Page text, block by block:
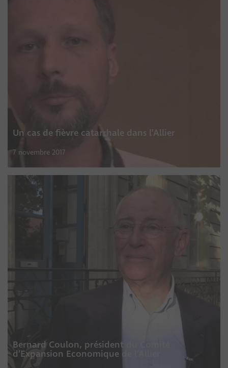
Un cas de fièvre catarrhale dans l’Allier
7 novembre 2017
Bernard Coulon, président du Comité
d’Expansion Economique de l’Allier